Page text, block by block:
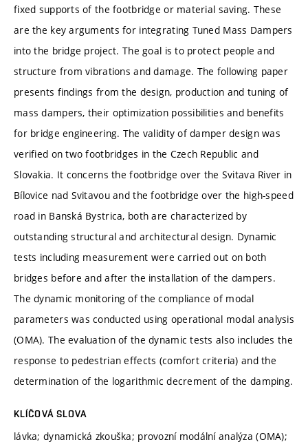
fixed supports of the footbridge or material saving. These
are the key arguments for integrating Tuned Mass Dampers
into the bridge project. The goal is to protect people and
structure from vibrations and damage. The following paper
presents findings from the design, production and tuning of
mass dampers, their optimization possibilities and benefits
for bridge engineering. The validity of damper design was
verified on two footbridges in the Czech Republic and
Slovakia. It concerns the footbridge over the Svitava River in
Bílovice nad Svitavou and the footbridge over the high-speed
road in Banská Bystrica, both are characterized by
outstanding structural and architectural design. Dynamic
tests including measurement were carried out on both
bridges before and after the installation of the dampers.
The dynamic monitoring of the compliance of modal
parameters was conducted using operational modal analysis
(OMA). The evaluation of the dynamic tests also includes the
response to pedestrian effects (comfort criteria) and the
determination of the logarithmic decrement of the damping.
KLÍČOVÁ SLOVA
lávka; dynamická zkouška; provozní modální analýza (OMA);